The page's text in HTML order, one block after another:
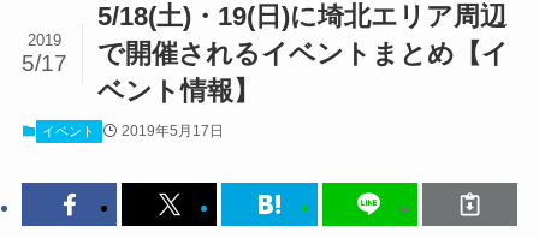
5/18(土)・19(日)に埼北エリア周辺
で開催されるイベントまとめ【イ
ベント情報】
2019
5/17
イベント 2019年5月17日